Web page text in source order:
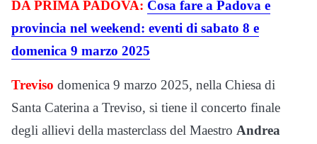
DA PRIMA PADOVA: Cosa fare a Padova e
provincia nel weekend: eventi di sabato 8 e
domenica 9 marzo 2025
Treviso domenica 9 marzo 2025, nella Chiesa di
Santa Caterina a Treviso, si tiene il concerto finale
degli allievi della masterclass del Maestro Andrea